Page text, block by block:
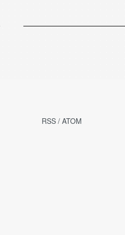
RSS / ATOM